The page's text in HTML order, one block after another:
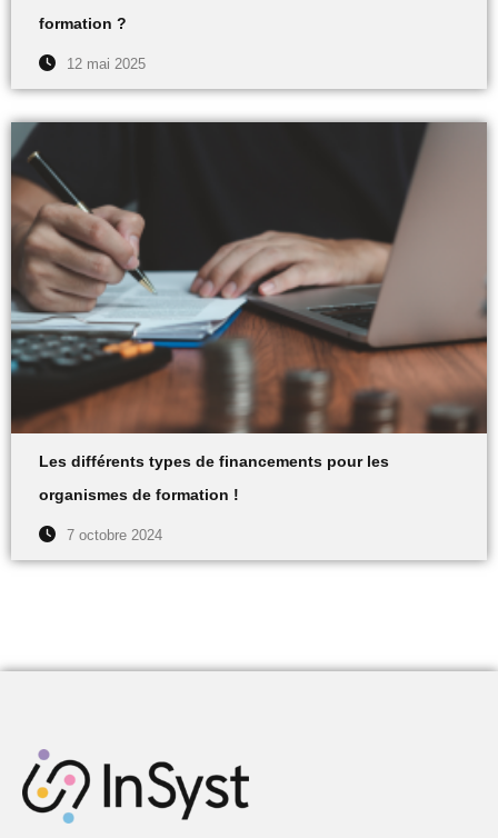
formation ?
12 mai 2025
Les différents types de financements pour les
organismes de formation !
7 octobre 2024